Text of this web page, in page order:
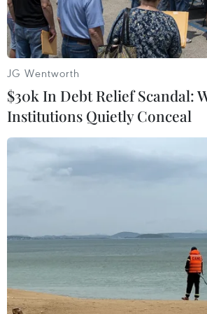
Palestine sẽ không chấp nhận
chính quyền Mỹ nhằm giải
Palestine và Israel, người
sống trong tự do và hòa bình.
JG Wentworth
$30k In Debt Relief Scandal:
Institutions Quietly Conceal